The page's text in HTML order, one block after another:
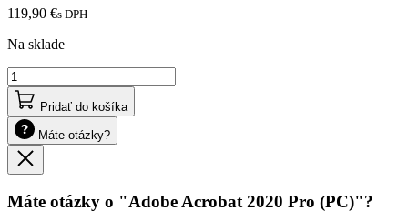
119,90 €s DPH
Na sklade
množstvo
Adobe
Acrobat
2020
Pro
(PC)
Pridať do košíka
Máte otázky?
Máte otázky o "Adobe Acrobat 2020 Pro (PC)"?